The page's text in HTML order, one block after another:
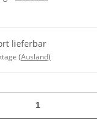
lieferbar
(Ausland)